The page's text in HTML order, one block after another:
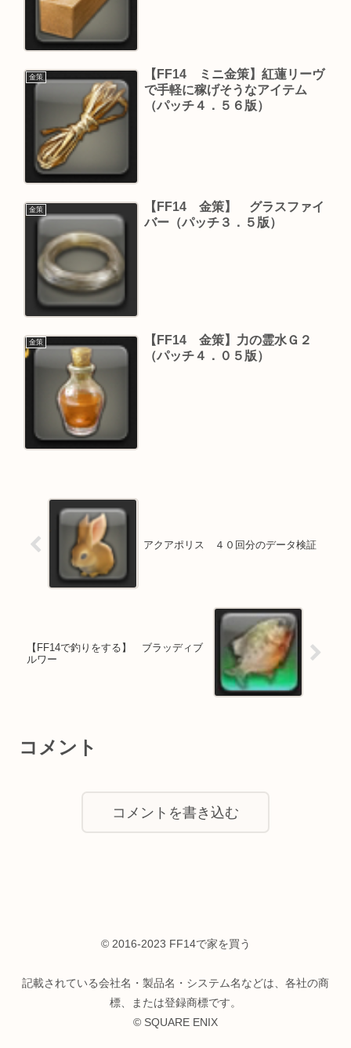
金策
【FF14 ミニ金策】紅蓮リーヴ
で手軽に稼げそうなアイテム
（パッチ４．５６版）
金策
【FF14 金策】 グラスファイ
バー（パッチ３．５版）
金策
【FF14 金策】力の霊水Ｇ２
（パッチ４．０５版）
アクアポリス ４０回分のデータ検証
【FF14で釣りをする】 ブラッディブ
ルワー
コメント
コメントを書き込む
© 2016-2023 FF14で家を買う
記載されている会社名・製品名・システム名などは、各社の商
標、または登録商標です。
© SQUARE ENIX